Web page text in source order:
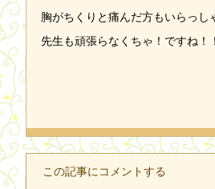
胸がちくりと痛んだ方もいらっし
先生も頑張らなくちゃ！ですね！！
この記事にコメントする